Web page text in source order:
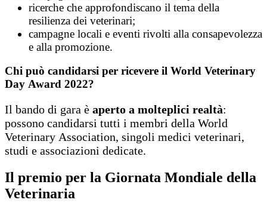
ricerche che approfondiscano il tema della
resilienza dei veterinari;
campagne locali e eventi rivolti alla consapevolezza
e alla promozione.
Chi può candidarsi per ricevere il World Veterinary
Day Award 2022?
Il bando di gara è aperto a molteplici realtà:
possono candidarsi tutti i membri della World
Veterinary Association, singoli medici veterinari,
studi e associazioni dedicate.
Il premio per la Giornata Mondiale della
Veterinaria